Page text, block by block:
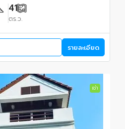
41
ตร.ว.
รายละเอียด
เช่า